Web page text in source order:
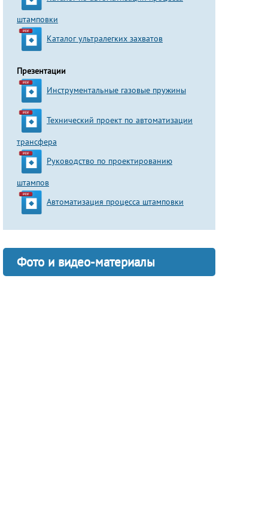
штамповки
Каталог ультралегких захватов
Презентации
Инструментальные газовые пружины
Технический проект по автоматизации
трансфера
Руководство по проектированию
штампов
Автоматизация процесса штамповки
Фото и видео-материалы